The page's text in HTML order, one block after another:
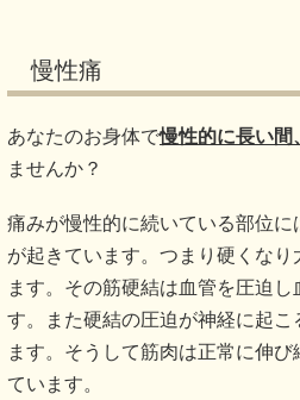
慢性痛
あなたのお身体で慢性的に長い間
ませんか？
痛みが慢性的に続いている部位に
が起きています。つまり硬くな
ます。その筋硬結は血管を圧迫し
す。また硬結の圧迫が神経に起
ます。そうして筋肉は正常に伸
ています。